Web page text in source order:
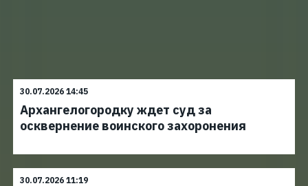
30.07.2026 14:45
Архангелогородку ждет суд за
осквернение воинского захоронения
30.07.2026 11:19